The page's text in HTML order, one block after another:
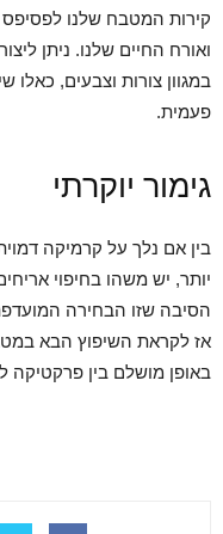
קירות המטבח שלנו לפסיפס
ואורח החיים שלנו. ניתן
במגוון צורות וצבעים,
פעמית.
גימור יוקרתי
בין אם נלך על קרמיקה
יותר, יש משהו בחיפוי
הסיבה שזו הבחירה
אז לקראת השיפוץ הבא
באופן מושלם בין פרקטיקה